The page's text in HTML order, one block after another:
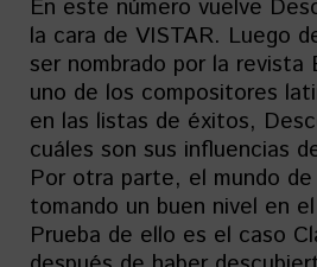
En este número vuelve
la cara de VISTAR. Luego
ser nombrado por la revista
uno de los compositores
en las listas de éxitos,
cuáles son sus influencias
Por otra parte, el mundo
tomando un buen nivel en
Prueba de ello es el caso